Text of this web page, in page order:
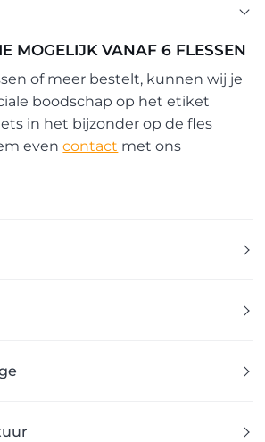
MOGELIJK VANAF 6 FLESSEN
of meer bestelt, kunnen wij je
boodschap op het etiket
in het bijzonder op de fles
evencontact met ons